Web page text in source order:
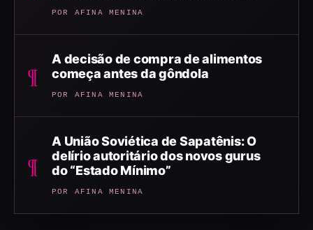
POR AFINA MENINA
¶
A decisão de compra de alimentos
começa antes da gôndola
POR AFINA MENINA
¶
A União Soviética de Sapatênis: O
delírio autoritário dos novos gurus
do “Estado Mínimo”
POR AFINA MENINA